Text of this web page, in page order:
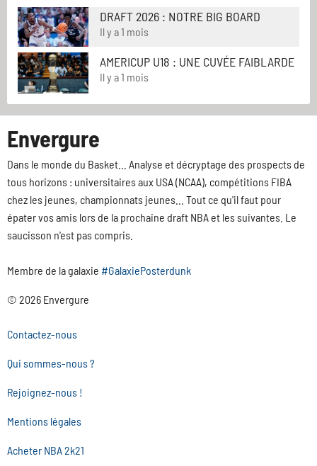
DRAFT 2026 : NOTRE BIG BOARD
Il y a 1 mois
AMERICUP U18 : UNE CUVÉE FAIBLARDE
Il y a 1 mois
Envergure
Dans le monde du Basket... Analyse et décryptage des prospects de
tous horizons : universitaires aux USA (NCAA), compétitions FIBA
chez les jeunes, championnats jeunes... Tout ce qu'il faut pour
épater vos amis lors de la prochaine draft NBA et les suivantes. Le
saucisson n'est pas compris.
Membre de la galaxie #GalaxiePosterdunk
© 2026 Envergure
Contactez-nous
Qui sommes-nous ?
Rejoignez-nous !
Mentions légales
Acheter NBA 2k21